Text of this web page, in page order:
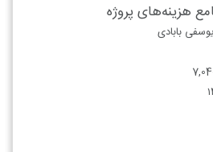
هزینه‌های پروژه
بابادی